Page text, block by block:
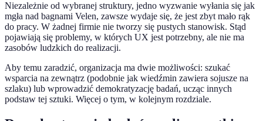
Niezależnie od wybranej struktury, jedno wyzwanie wyłania się jak
mgła nad bagnami Velen, zawsze wydaje się, że jest zbyt mało rąk
do pracy. W żadnej firmie nie tworzy się pustych stanowisk. Stąd
pojawiają się problemy, w których UX jest potrzebny, ale nie ma
zasobów ludzkich do realizacji.
Aby temu zaradzić, organizacja ma dwie możliwości: szukać
wsparcia na zewnątrz (podobnie jak wiedźmin zawiera sojusze na
szlaku) lub wprowadzić demokratyzację badań, ucząc innych
podstaw tej sztuki. Więcej o tym, w kolejnym rozdziale.